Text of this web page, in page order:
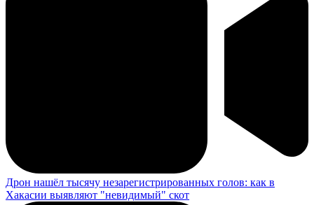
Дрон нашёл тысячу незарегистрированных голов: как в
Хакасии выявляют "невидимый" скот